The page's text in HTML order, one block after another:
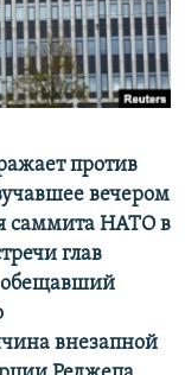
против
вечером
саммита НАТО в
глав
обещавший
внезапной